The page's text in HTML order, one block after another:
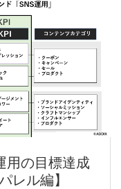
用の目標達成
レル編】